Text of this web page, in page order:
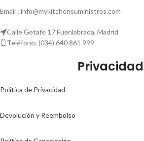
Email : info@mykitchensuministros.com
Calle Getafe 17 Fuenlabrada, Madrid
Teléfono: (034) 640 861 999
Privacidad
Politica de Privacidad
Devolución y Reembolso